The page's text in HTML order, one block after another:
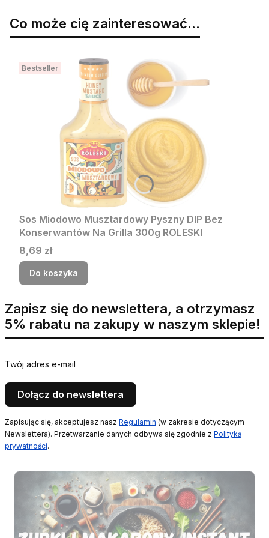
Co może cię zainteresować...
Bestseller
Sos Miodowo Musztardowy Pyszny DIP Bez
Konserwantów Na Grilla 300g ROLESKI
Cena
8,69 zł
Do koszyka
Zapisz się do newslettera, a otrzymasz
5% rabatu na zakupy w naszym sklepie!
Twój adres e-mail
Dołącz do newslettera
Zapisując się, akceptujesz nasz Regulamin (w zakresie dotyczącym
Newslettera). Przetwarzanie danych odbywa się zgodnie z Polityką
prywatności.